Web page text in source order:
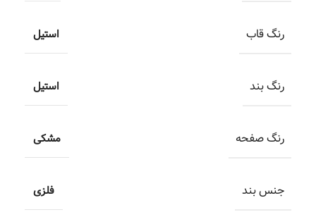
رنگ قاب استیل
رنگ بند استیل
رنگ صفحه مشکی
جنس بند فلزی